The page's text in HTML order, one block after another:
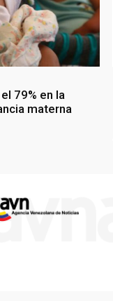
79% en la
materna